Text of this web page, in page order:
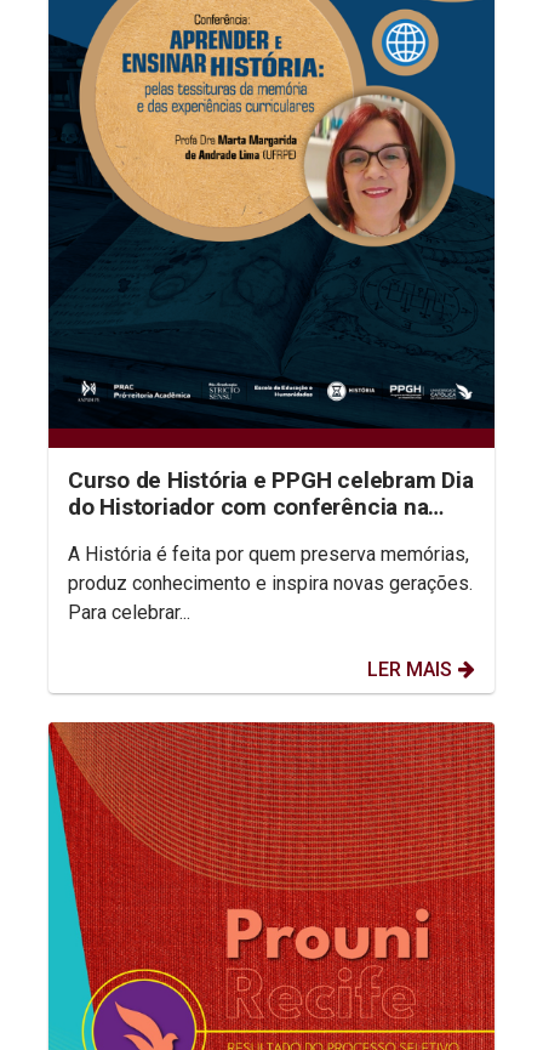
Curso de História e PPGH celebram Dia
do Historiador com conferência na
A História é feita por quem preserva memórias,
produz conhecimento e inspira novas gerações.
Para celebrar...
LER MAIS